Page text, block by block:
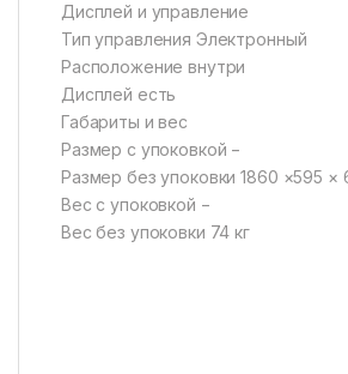
Дисплей и управление
Тип управления Электронный
Расположение внутри
Дисплей есть
Габариты и вес
Размер с упоковкой −
Размер без упоковки 1860 ×595 ×
Вес с упоковкой −
Вес без упоковки 74 кг